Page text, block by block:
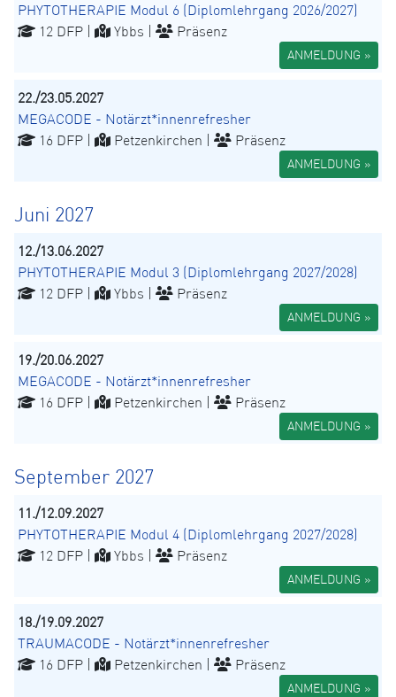
PHYTOTHERAPIE Modul 6 (Diplomlehrgang 2026/2027)
12 DFP |
Ybbs | Präsenz
ANMELDUNG »
22./23.05.2027
MEGACODE - Notärzt*innenrefresher
16 DFP |
Petzenkirchen | Präsenz
ANMELDUNG »
Juni 2027
12./13.06.2027
PHYTOTHERAPIE Modul 3 (Diplomlehrgang 2027/2028)
12 DFP |
Ybbs | Präsenz
ANMELDUNG »
19./20.06.2027
MEGACODE - Notärzt*innenrefresher
16 DFP |
Petzenkirchen | Präsenz
ANMELDUNG »
September 2027
11./12.09.2027
PHYTOTHERAPIE Modul 4 (Diplomlehrgang 2027/2028)
12 DFP |
Ybbs | Präsenz
ANMELDUNG »
18./19.09.2027
TRAUMACODE - Notärzt*innenrefresher
16 DFP |
Petzenkirchen | Präsenz
ANMELDUNG »